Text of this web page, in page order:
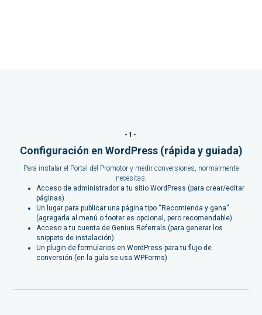
-1-
Configuración en WordPress (rápida y guiada)
Para instalar el Portal del Promotor y medir conversiones, normalmente
necesitas:
Acceso de administrador a tu sitio WordPress (para crear/editar
páginas)
Un lugar para publicar una página tipo “Recomienda y gana”
(agregarla al menú o footer es opcional, pero recomendable)
Acceso a tu cuenta de Genius Referrals (para generar los
snippets de instalación)
Un plugin de formularios en WordPress para tu flujo de
conversión (en la guía se usa WPForms)